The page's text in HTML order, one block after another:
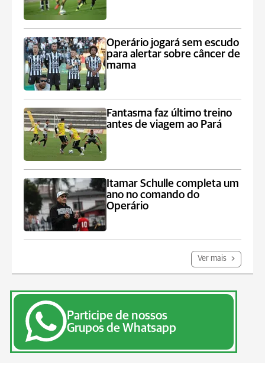
Operário jogará sem escudo
para alertar sobre câncer de
mama
Fantasma faz último treino
antes de viagem ao Pará
Itamar Schulle completa um
ano no comando do
Operário
Ver mais
Participe de nossos
Grupos de Whatsapp